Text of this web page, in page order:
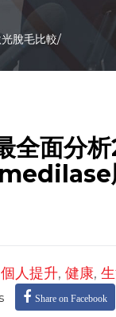
脫毛比較/
全面分
個人提升, 健康,
Share on Facebook